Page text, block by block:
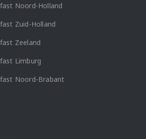
Noord-Holland
Zuid-Holland
Zeeland
Limburg
Noord-Brabant